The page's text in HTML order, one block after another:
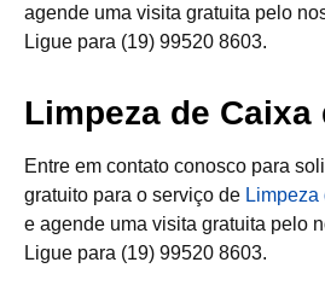
agende uma visita gratuita pelo
Ligue para (19) 99520 8603.
Limpeza de Caixa
Entre em contato conosco para
gratuito para o serviço de
e agende uma visita gratuita pelo
Ligue para (19) 99520 8603.